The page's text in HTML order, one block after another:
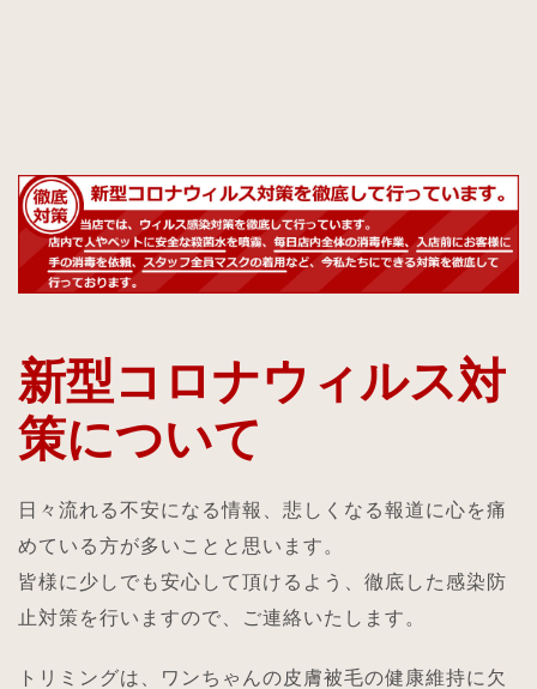
新型コロナウィルス対
策について
日々流れる不安になる情報、悲しくなる報道に心を痛
めている方が多いことと思います。
皆様に少しでも安心して頂けるよう、徹底した感染防
止対策を行いますので、ご連絡いたします。
トリミングは、ワンちゃんの皮膚被毛の健康維持に欠